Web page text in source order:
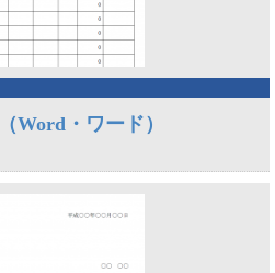
Word・ワード）